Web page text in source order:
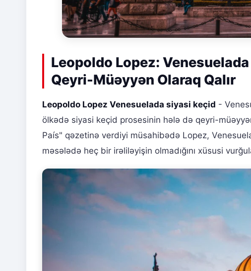
Leopoldo Lopez:
Qeyri-Müəyyən Olaraq Qalır
Leopoldo Lopez Venesuelada siyasi keçid -
ölkədə siyasi keçid prosesinin hələ də qeyri-
País" qəzetinə verdiyi müsahibədə Lopez,
məsələdə heç bir irəliləyişin olmadığını xüsusi